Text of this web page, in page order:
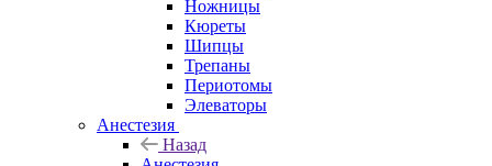
Ножницы
Кюреты
Шипцы
Трепаны
Периотомы
Элеваторы
Анестезия
Назад